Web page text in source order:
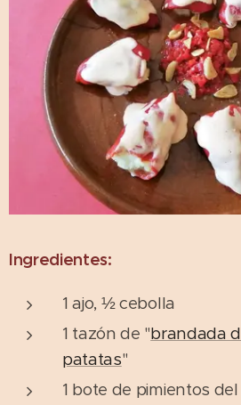
Ingredientes:
1 ajo, ½ cebolla
1 tazón de "brandada
patatas"
1 bote de pimientos